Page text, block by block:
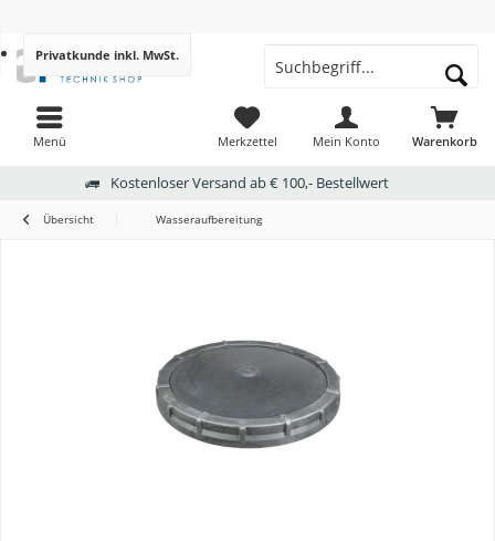
Menü Warenkorb
Merkzettel
Privatkunde inkl. MwSt.
Mein Konto
Kostenloser Versand ab € 100,- Bestellwert
Übersicht Wasseraufbereitung